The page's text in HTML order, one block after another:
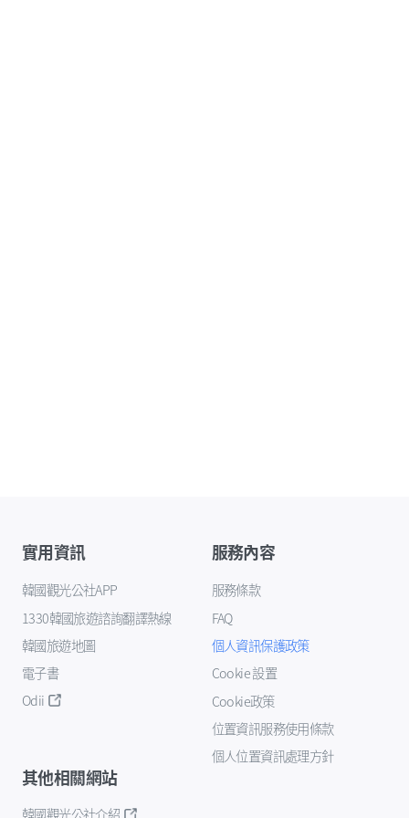
實用資訊
韓國觀光公社APP
1330韓國旅遊諮詢翻譯熱線
韓國旅遊地圖
電子書
Odii
服務內容
服務條款
FAQ
個人資訊保護政策
Cookie 設置
Cookie政策
位置資訊服務使用條款
個人位置資訊處理方針
其他相關網站
韓國觀光公社介紹